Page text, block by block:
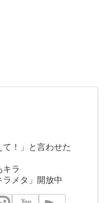
！」と言わせた
キラ
メタ」開放中